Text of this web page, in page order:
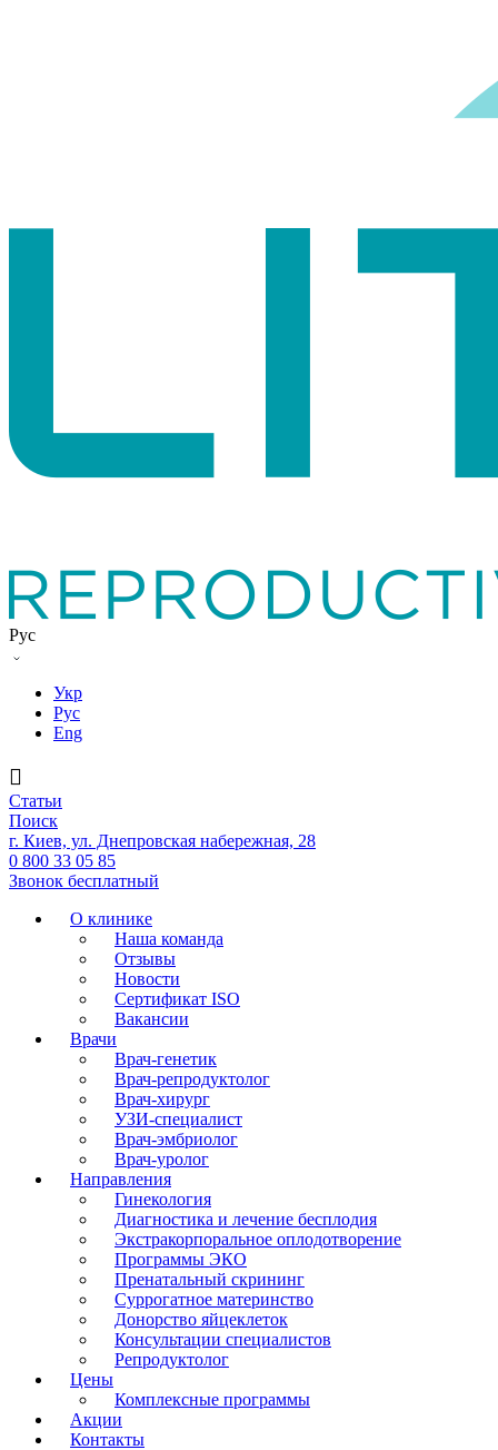
Рус
Укр
Рус
Eng
Статьи
Поиск
г. Киев, ул. Днепровская набережная, 28
0 800 33 05 85
Звонок бесплатный
О клинике
Наша команда
Отзывы
Новости
Сертификат ISO
Вакансии
Врачи
Врач-генетик
Врач-репродуктолог
Врач-хирург
УЗИ-специалист
Врач-эмбриолог
Врач-уролог
Направления
Гинекология
Диагностика и лечение бесплодия
Экстракорпоральное оплодотворение
Программы ЭКО
Пренатальный скрининг
Суррогатное материнство
Донорство яйцеклеток
Консультации специалистов
Репродуктолог
Цены
Комплексные программы
Акции
Контакты